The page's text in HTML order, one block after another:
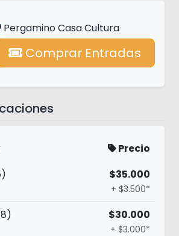
Pergamino Casa Cultura
Comprar Entradas
Precio
$35.000
+ $3.500*
$30.000
+ $3.000*